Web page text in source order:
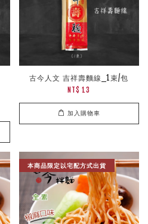
古今人文 吉祥壽麵線_1束/包
NT$ 13
加入購物車
本商品限定以宅配方式出貨